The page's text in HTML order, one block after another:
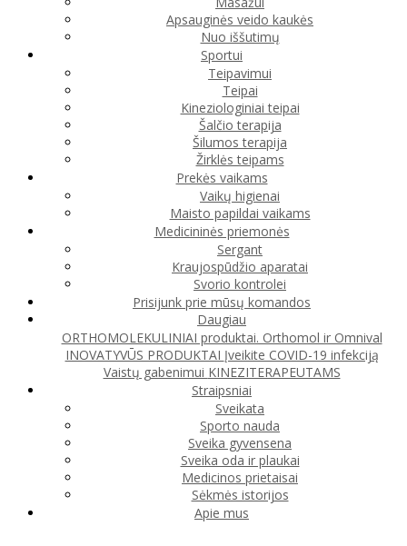
Apsauginės veido kaukės
Nuo iššutimų
Sportui
Teipavimui
Teipai
Kineziologiniai teipai
Šalčio terapija
Šilumos terapija
Žirklės teipams
Prekės vaikams
Vaikų higienai
Maisto papildai vaikams
Medicininės priemonės
Sergant
Kraujospūdžio aparatai
Svorio kontrolei
Prisijunk prie mūsų komandos
Daugiau
ORTHOMOLEKULINIAI produktai. Orthomol ir Omnival
INOVATYVŪS PRODUKTAI Įveikite COVID-19 infekciją
Vaistų gabenimui KINEZITERAPEUTAMS
Straipsniai
Sveikata
Sporto nauda
Sveika gyvensena
Sveika oda ir plaukai
Medicinos prietaisai
Sėkmės istorijos
Apie mus